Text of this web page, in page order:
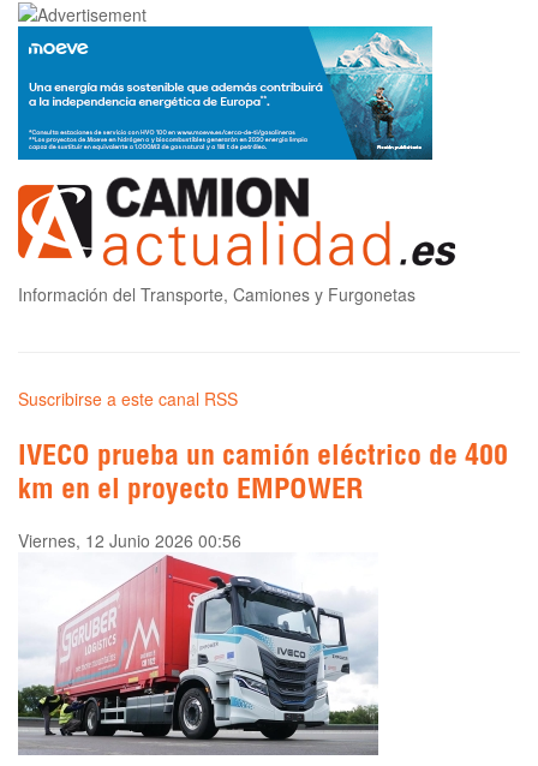
Información del Transporte, Camiones y Furgonetas
Suscribirse a este canal RSS
IVECO prueba un camión eléctrico de 400
km en el proyecto EMPOWER
Viernes, 12 Junio 2026 00:56